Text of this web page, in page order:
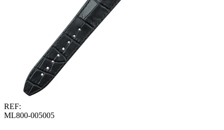
REF:
ML800-005005